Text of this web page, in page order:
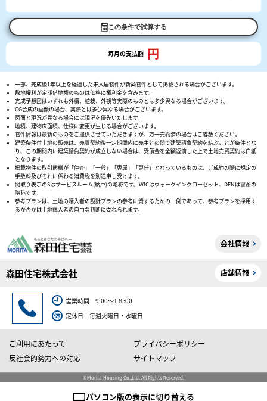
この条件で試算する
毎月の支払額 円
一部、完成後1年以上を経過した未入居物件が新築物件として掲載される場合がございます。
敷地権利が定期借地権のものは価格に権利金を含みます。
完成予想図はいずれも外構、植栽、外観等実際のものとは多少異なる場合がございます。
CG合成の画像の場合、実際とは多少異なる場合がございます。
図面と現況が異なる場合には現況を優先いたします。
地積、建物床面積、仕様に変更が生じる場合がございます。
物件情報は最新のものをご提供させていただきますが、万一売約済の場合はご容赦ください。
建築条件付土地の販売は、売買契約後一定期間内に売主との間で建築請負契約を結ぶことが条件とな
り、この期間内に建築請負契約が成立しない場合は、受領金を全額返済した上で土地売買契約は白紙
となります。
掲載物件の取引態様が「仲介」「一般」「専属」「専任」となっているものは、ご成約の際に規定の
手数料及びそれに係わる消費税を別途申し受けます。
間取り表示のSはサービスルーム(納戸)の略称です。WICはウォークインクローゼット、DENは書斎の
略称です。
参考プランは、土地の購入者の設計プランの参考に資するための一例であって、参考プランを採用す
るか否かは土地購入者の自由な判断に委ねられます。
会社情報
森田住宅株式会社 店舗情報
営業時間 9:00～1８:00
定休日 毎週火曜日・水曜日
ご利用にあたって
プライバシーポリシー
反社会的勢力への対応
サイトマップ
©Morita Housing Co.,Ltd. All Rights Reserved.
パソコン版の表示に切り替える